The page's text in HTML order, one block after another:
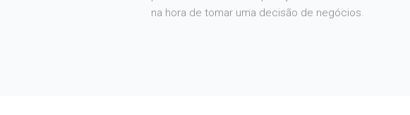
na hora de tomar uma decisão de negócios.